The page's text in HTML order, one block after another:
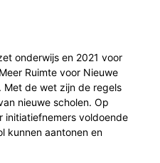
onderwijs en 2021 voor
Ruimte voor Nieuwe
Met de wet zijn de regels
nieuwe scholen. Op
initiatiefnemers voldoende
kunnen aantonen en